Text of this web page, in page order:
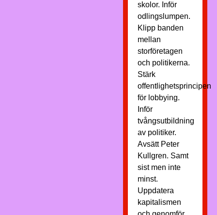
skolor. Inför
odlingslumpen.
Klipp banden
mellan
storföretagen
och politikerna.
Stärk
offentlighetsprincipen
för lobbying.
Inför
tvångsutbildning
av politiker.
Avsätt Peter
Kullgren. Samt
sist men inte
minst.
Uppdatera
kapitalismen